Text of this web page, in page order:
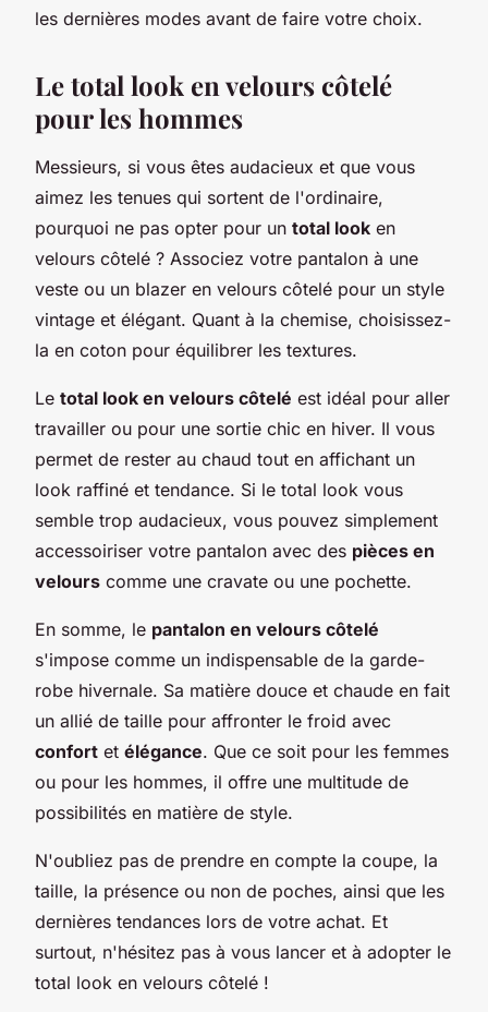
les dernières modes avant de faire votre choix.
Le total look en velours côtelé
pour les hommes
Messieurs, si vous êtes audacieux et que vous
aimez les tenues qui sortent de l'ordinaire,
pourquoi ne pas opter pour un total look en
velours côtelé ? Associez votre pantalon à une
veste ou un blazer en velours côtelé pour un style
vintage et élégant. Quant à la chemise, choisissez-
la en coton pour équilibrer les textures.
Le total look en velours côtelé est idéal pour aller
travailler ou pour une sortie chic en hiver. Il vous
permet de rester au chaud tout en affichant un
look raffiné et tendance. Si le total look vous
semble trop audacieux, vous pouvez simplement
accessoiriser votre pantalon avec des pièces en
velours comme une cravate ou une pochette.
En somme, le pantalon en velours côtelé
s'impose comme un indispensable de la garde-
robe hivernale. Sa matière douce et chaude en fait
un allié de taille pour affronter le froid avec
confort et élégance. Que ce soit pour les femmes
ou pour les hommes, il offre une multitude de
possibilités en matière de style.
N'oubliez pas de prendre en compte la coupe, la
taille, la présence ou non de poches, ainsi que les
dernières tendances lors de votre achat. Et
surtout, n'hésitez pas à vous lancer et à adopter le
total look en velours côtelé !